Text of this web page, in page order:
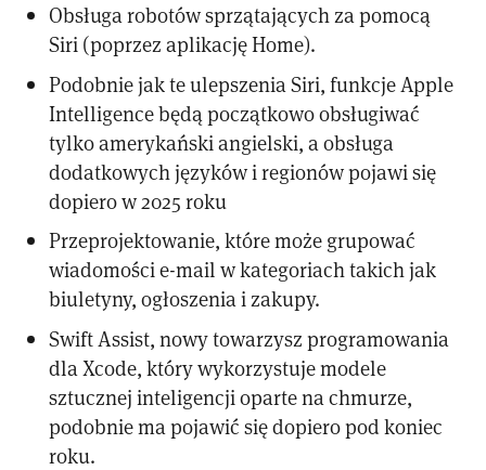
Obsługa robotów sprzątających za pomocą
Siri (poprzez aplikację Home).
Podobnie jak te ulepszenia Siri, funkcje Apple
Intelligence będą początkowo obsługiwać
tylko amerykański angielski, a obsługa
dodatkowych języków i regionów pojawi się
dopiero w 2025 roku
Przeprojektowanie, które może grupować
wiadomości e-mail w kategoriach takich jak
biuletyny, ogłoszenia i zakupy.
Swift Assist, nowy towarzysz programowania
dla Xcode, który wykorzystuje modele
sztucznej inteligencji oparte na chmurze,
podobnie ma pojawić się dopiero pod koniec
roku.